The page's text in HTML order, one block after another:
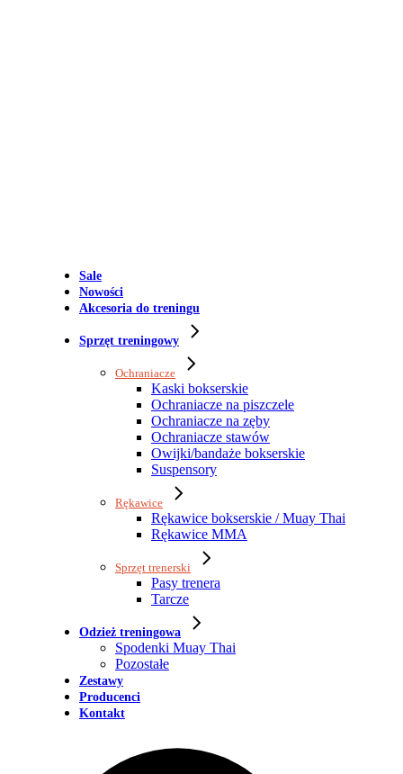
Sale
Nowości
Akcesoria do treningu
Sprzęt treningowy
Ochraniacze
Kaski bokserskie
Ochraniacze na piszczele
Ochraniacze na zęby
Ochraniacze stawów
Owijki/bandaże bokserskie
Suspensory
Rękawice
Rękawice bokserskie / Muay Thai
Rękawice MMA
Sprzęt trenerski
Pasy trenera
Tarcze
Odzież treningowa
Spodenki Muay Thai
Pozostałe
Zestawy
Producenci
Kontakt